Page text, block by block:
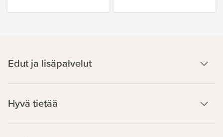
Edut ja lisäpalvelut
Hyvä tietää